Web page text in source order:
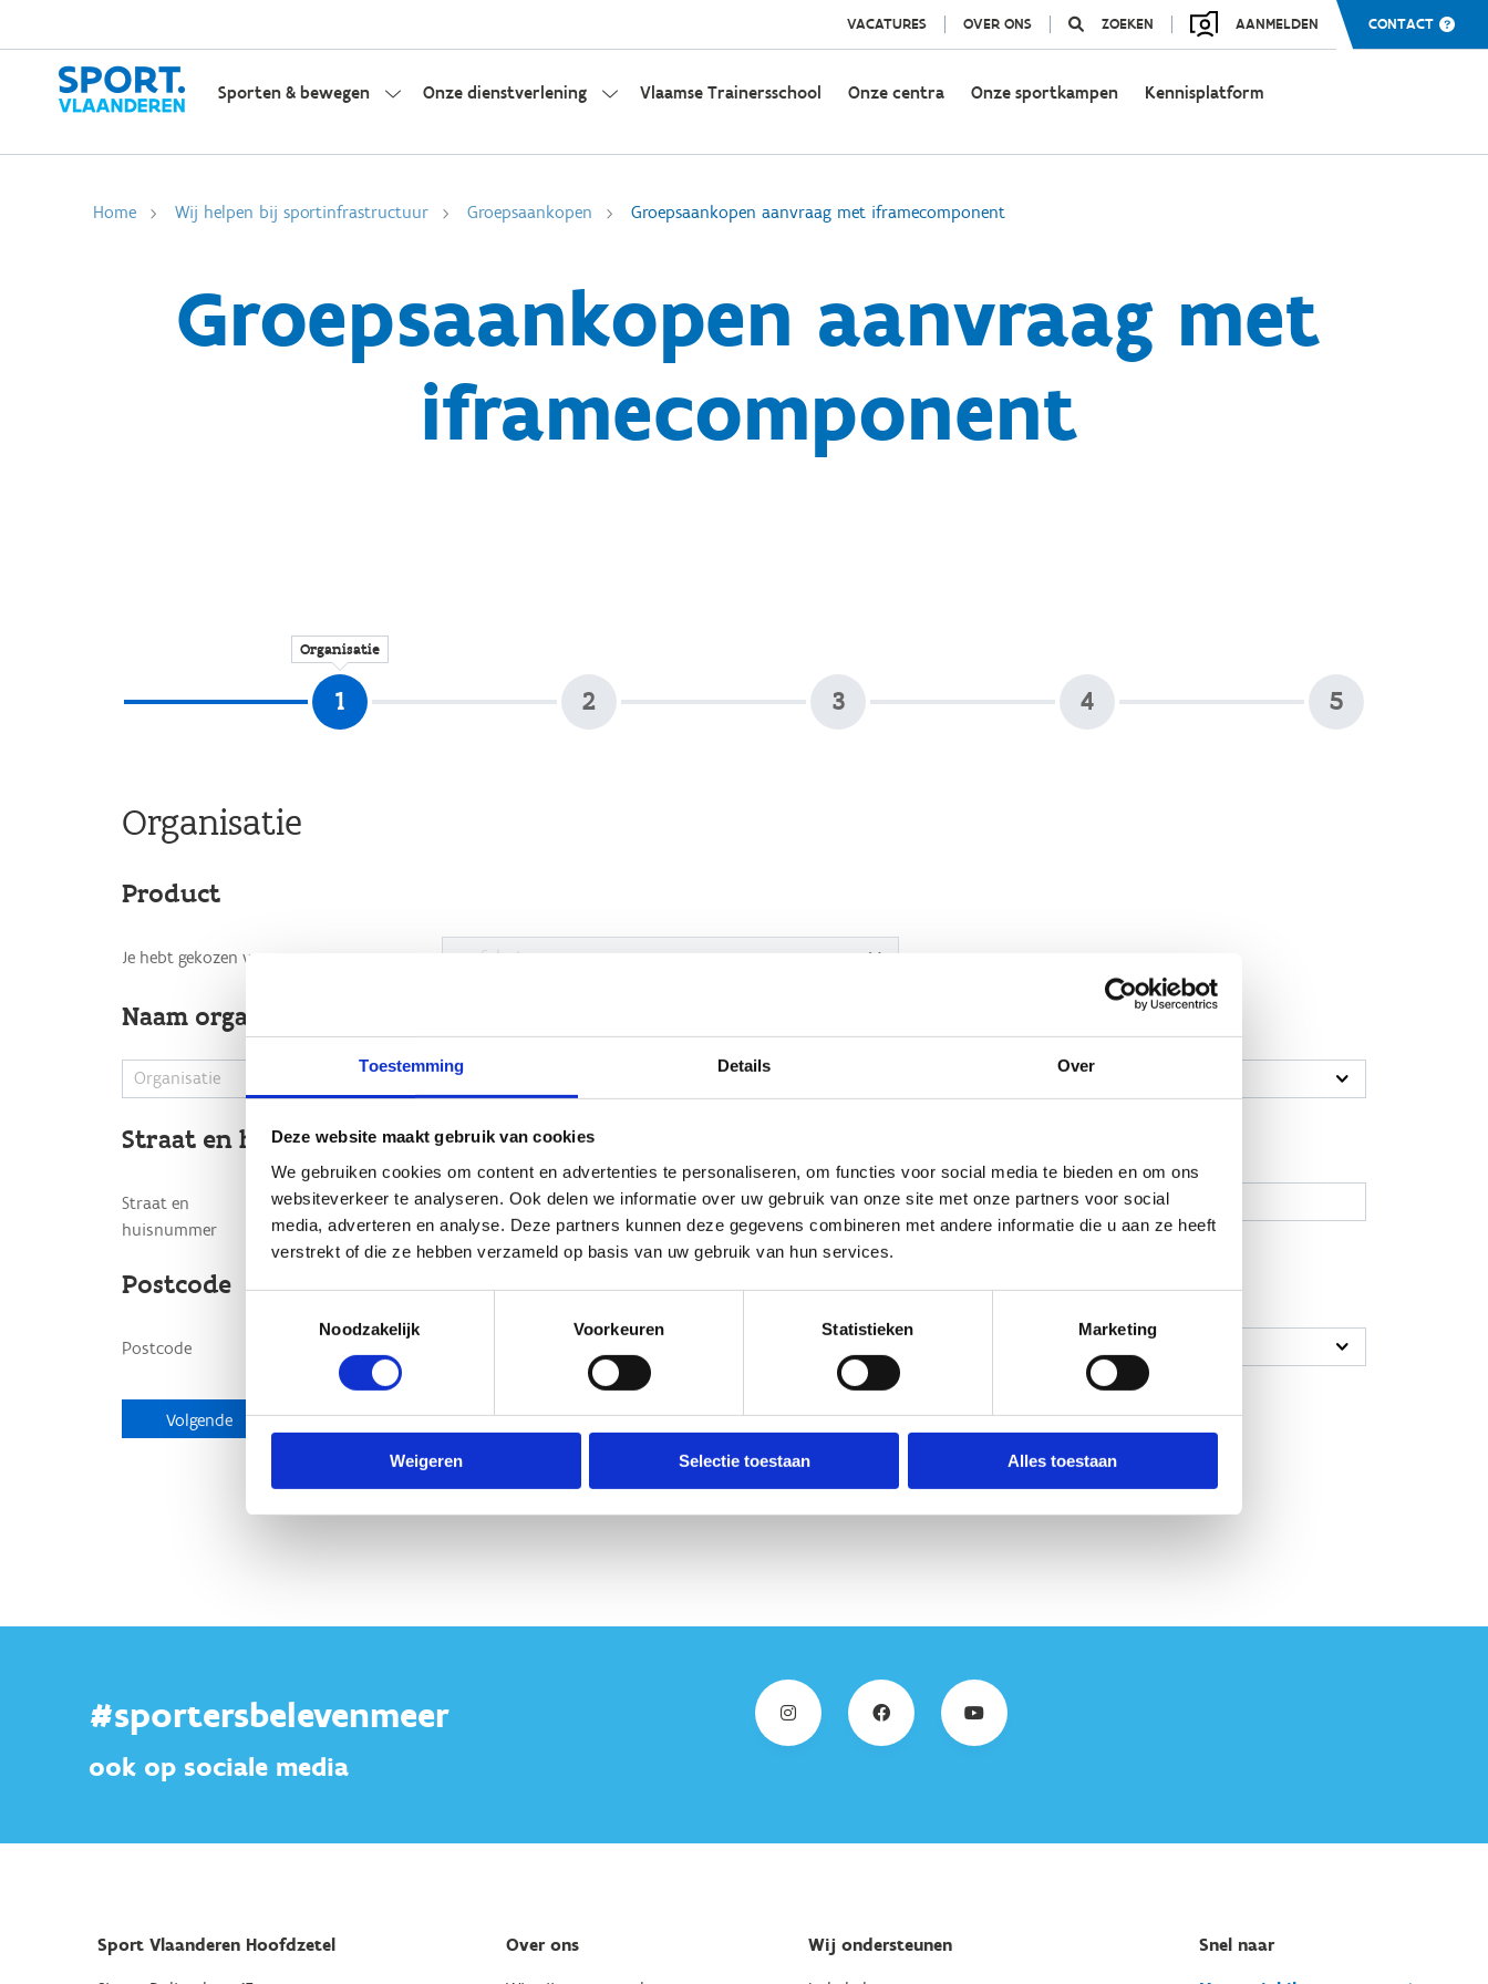
Toestemming Details Over
Deze website maakt gebruik van cookies
We gebruiken cookies om content en advertenties te personaliseren, om functies voor social media te bieden en om ons
websiteverkeer te analyseren. Ook delen we informatie over uw gebruik van onze site met onze partners voor social
media, adverteren en analyse. Deze partners kunnen deze gegevens combineren met andere informatie die u aan ze heeft
verstrekt of die ze hebben verzameld op basis van uw gebruik van hun services.
Noodzakelijk
Voorkeuren Statistieken Marketing
Weigeren Selectie toestaan Alles toestaan
VACATURES OVER ONS ZOEKEN AANMELDEN CONTACT
Sporten & bewegen Onze dienstverlening Vlaamse Trainersschool Onze centra Onze sportkampen Kennisplatform
Home Wij helpen bij sportinfrastructuur Groepsaankopen Groepsaankopen aanvraag met iframecomponent
Groepsaankopen aanvraag met
iframecomponent
#sportersbelevenmeer
ook op sociale media
Sport Vlaanderen Hoofdzetel Over ons Wij ondersteunen Snel naar